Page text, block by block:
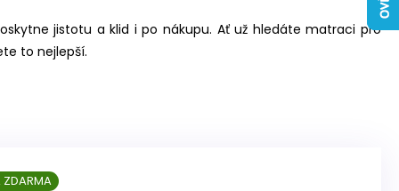
jistotu a klid i po nákupu. Ať už hledáte matraci pro
to nejlepší.